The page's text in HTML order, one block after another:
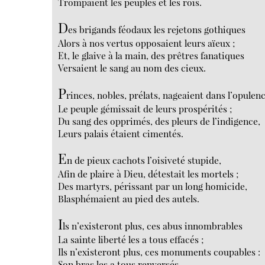
Des brigands féodaux les rejetons gothiques
Alors à nos vertus opposaient leurs aïeux ;
Et, le glaive à la main, des prêtres fanatiques
Versaient le sang au nom des cieux.
Princes, nobles, prélats, nageaient dans
Le peuple gémissait de leurs prospérités ;
Du sang des opprimés, des pleurs de l’indigence,
Leurs palais étaient cimentés.
En de pieux cachots l’oisiveté stupide,
Afin de plaire à Dieu, détestait les mortels ;
Des martyrs, périssant par un long homicide,
Blasphémaient au pied des autels.
Ils n’existeront plus, ces abus innombrables
La sainte liberté les a tous effacés ;
Ils n’existeront plus, ces monuments coupables :